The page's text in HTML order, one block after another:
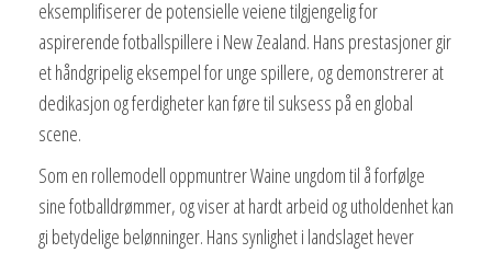
eksemplifiserer de potensielle veiene tilgjengelig for
aspirerende fotballspillere i New Zealand. Hans prestasjoner gir
et håndgripelig eksempel for unge spillere, og demonstrerer at
dedikasjon og ferdigheter kan føre til suksess på en global
scene.
Som en rollemodell oppmuntrer Waine ungdom til å forfølge
sine fotballdrømmer, og viser at hardt arbeid og utholdenhet kan
gi betydelige belønninger. Hans synlighet i landslaget hever